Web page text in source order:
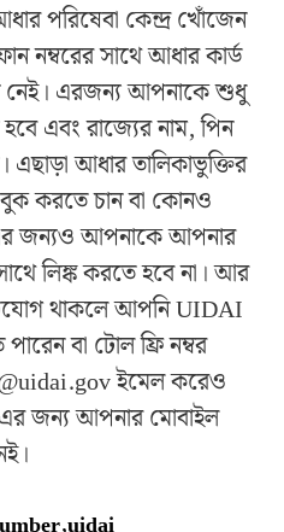
পরিষেবা কেন্দ্র খোঁজেন
নম্বরের সাথে আধার কার্ড
নেই। এরজন্য আপনাকে শুধু
এবং রাজ্যের নাম, পিন
আধার তালিকাভুক্তির
করতে চান বা কোনও
জন্যও আপনাকে আপনার
লিঙ্ক করতে হবে না। আর
থাকলে আপনি UIDAI
বা টোল ফ্রি নম্বর
ইমেল করেও
জন্য আপনার মোবাইল